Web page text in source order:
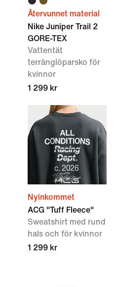
Återvunnet material
Nike Juniper Trail 2
GORE-TEX
Vattentät
terränglöparsko för
kvinnor
1 299 kr
Nyinkommet
ACG "Tuff Fleece"
Sweatshirt med rund
hals och för kvinnor
1 299 kr